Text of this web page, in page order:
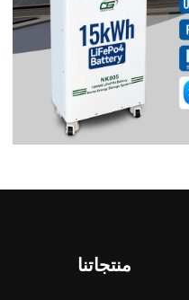
منتجاتنا